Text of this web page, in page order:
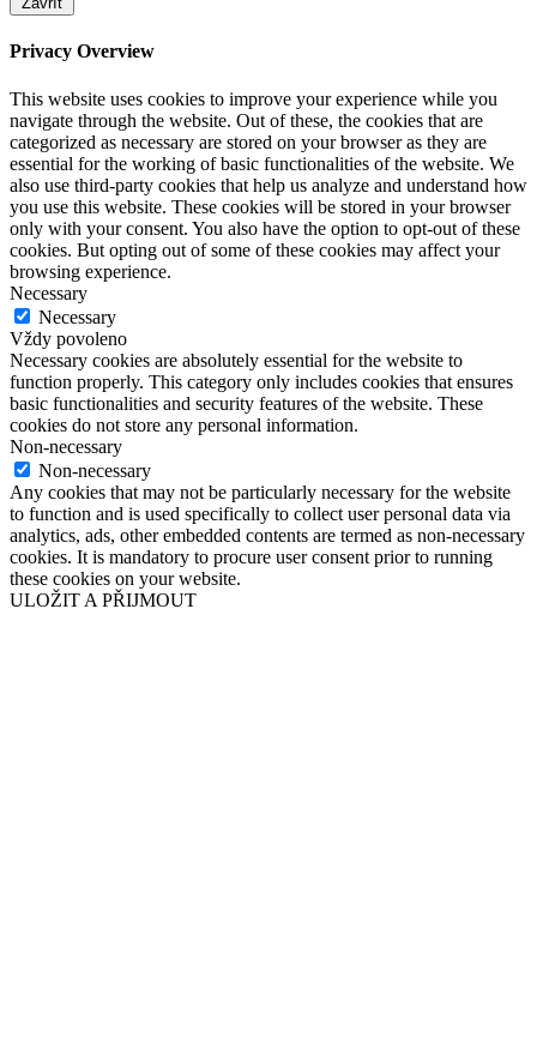
Privacy Overview
This website uses cookies to improve your experience while you
navigate through the website. Out of these, the cookies that are
categorized as necessary are stored on your browser as they are
essential for the working of basic functionalities of the website. We
also use third-party cookies that help us analyze and understand how
you use this website. These cookies will be stored in your browser
only with your consent. You also have the option to opt-out of these
cookies. But opting out of some of these cookies may affect your
browsing experience.
Necessary
Necessary
Vždy povoleno
Necessary cookies are absolutely essential for the website to
function properly. This category only includes cookies that ensures
basic functionalities and security features of the website. These
cookies do not store any personal information.
Non-necessary
Non-necessary
Any cookies that may not be particularly necessary for the website
to function and is used specifically to collect user personal data via
analytics, ads, other embedded contents are termed as non-necessary
cookies. It is mandatory to procure user consent prior to running
these cookies on your website.
ULOŽIT A PŘIJMOUT